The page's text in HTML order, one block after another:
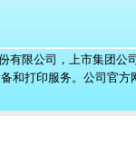
有限公司，上市集团公
和打印服务。公司官方